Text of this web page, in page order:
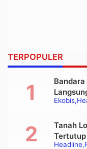
TERPOPULER
Ekobis
Headline
Tanah